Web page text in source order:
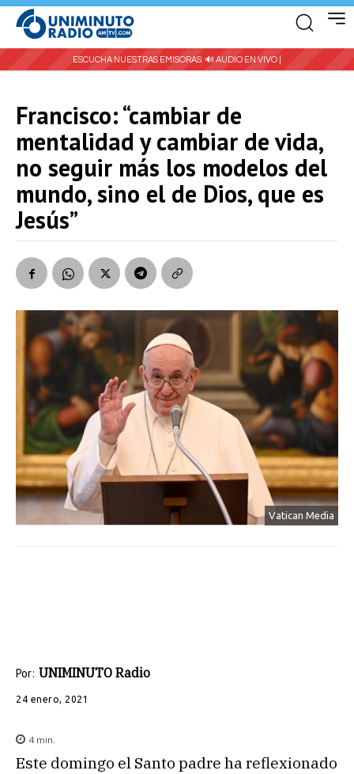
ESCUCHA NUESTRAS EMISORAS: 🔊 AUDIO EN VIVO |
Francisco: “cambiar de
mentalidad y cambiar de vida,
no seguir más los modelos del
mundo, sino el de Dios, que es
Jesús”
Vatican Media
Por: UNIMINUTO Radio
24 enero, 2021
4 min.
Este domingo el Santo padre ha reflexionado